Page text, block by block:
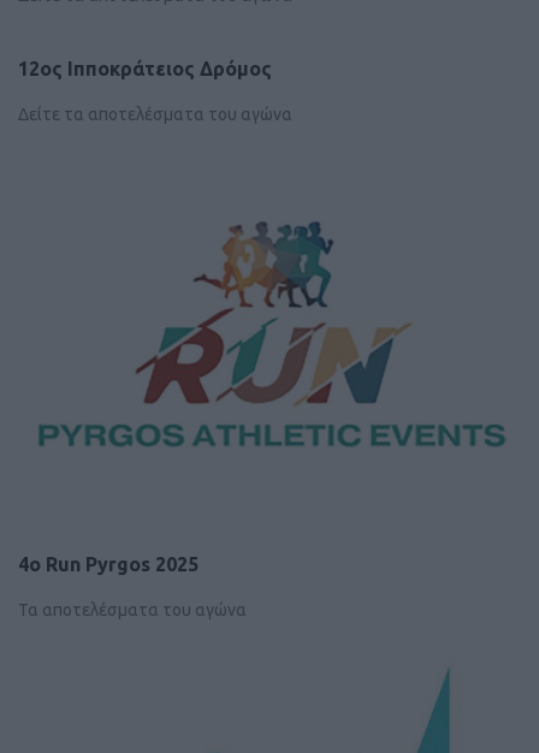
12ος Ιπποκράτειος Δρόμος
Δείτε τα αποτελέσματα του αγώνα
4ο Run Pyrgos 2025
Τα αποτελέσματα του αγώνα